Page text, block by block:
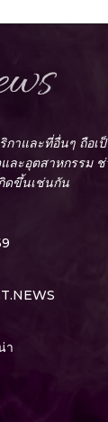
กาและที่อื่นๆ ถือเ
ละอุตสาหกรรม
ดขึ้นเช่นกัน
า